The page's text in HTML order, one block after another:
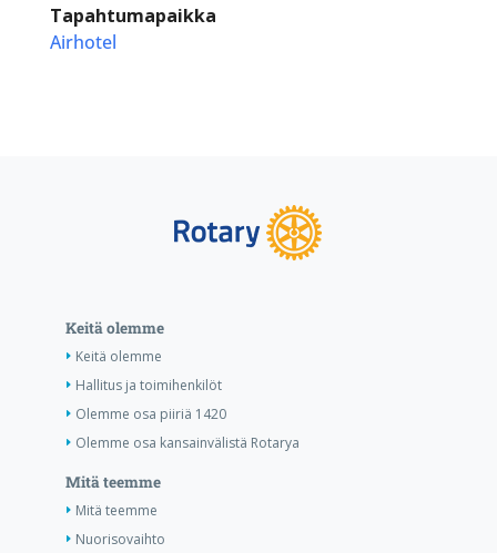
Tapahtumapaikka
Airhotel
Keitä olemme
Keitä olemme
Hallitus ja toimihenkilöt
Olemme osa piiriä 1420
Olemme osa kansainvälistä Rotarya
Mitä teemme
Mitä teemme
Nuorisovaihto